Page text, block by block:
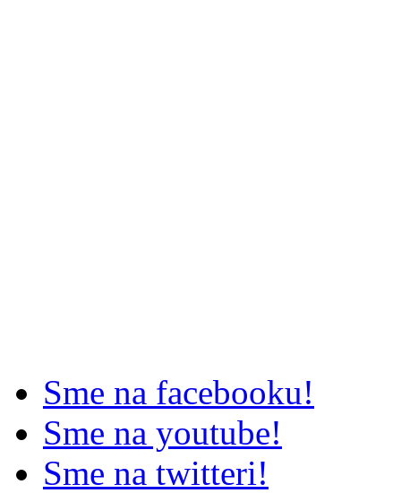
Sme na facebooku!
Sme na youtube!
Sme na twitteri!